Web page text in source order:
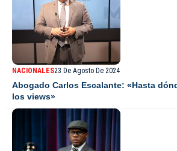
NACIONALES23 De Agosto De 2024
Abogado Carlos Escalante: «Hasta
los views»